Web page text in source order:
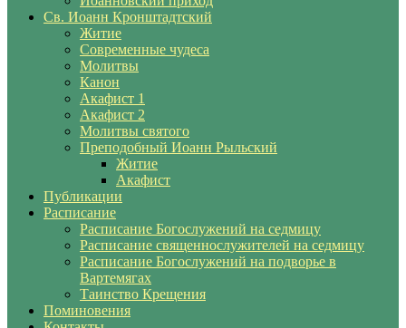
Св. Иоанн Кронштадтский
Житие
Современные чудеса
Молитвы
Канон
Акафист 1
Акафист 2
Молитвы святого
Преподобный Иоанн Рыльский
Житие
Акафист
Публикации
Расписание
Расписание Богослужений на седмицу
Расписание священнослужителей на седмицу
Расписание Богослужений на подворье в
Вартемягах
Таинство Крещения
Поминовения